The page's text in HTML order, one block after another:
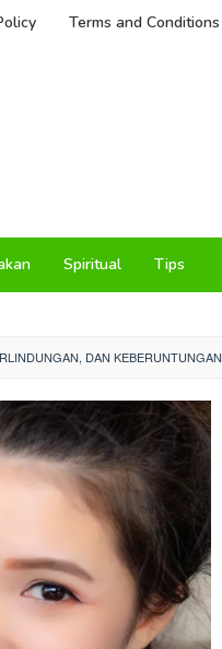
Terms and Conditions
Spiritual Tips
DAN KEBERUNTUNGAN